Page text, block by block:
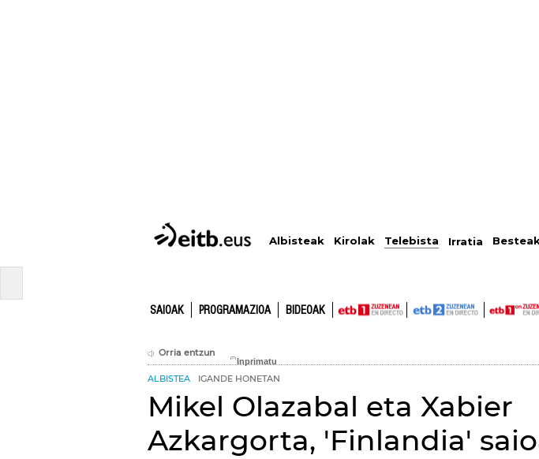
Albisteak Kirolak Telebista Irratia
SAIOAK PROGRAMAZIOA BIDEOAK
Orria entzun
ALBISTEA IGANDE HONETAN
Mikel Olazabal eta Xabier
Azkargorta, 'Finlandia'